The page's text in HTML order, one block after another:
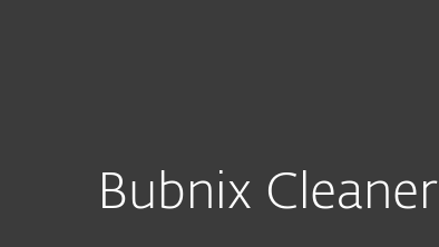
Bubnix Cleaner